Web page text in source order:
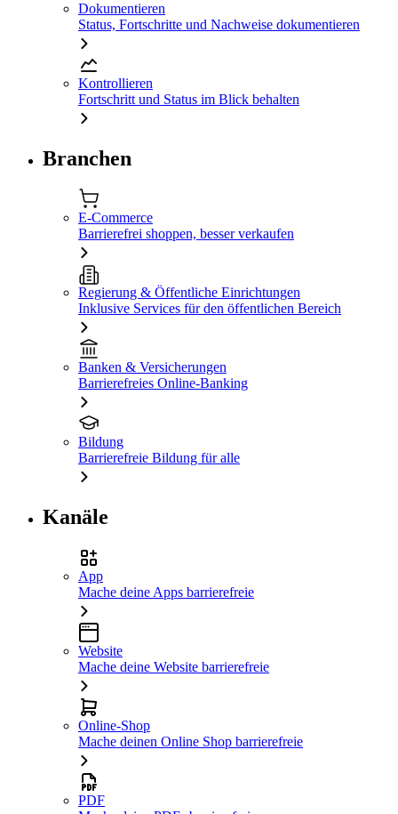
Dokumentieren
Status, Fortschritte und Nachweise dokumentieren
Kontrollieren
Fortschritt und Status im Blick behalten
Branchen
E-Commerce
Barrierefrei shoppen, besser verkaufen
Regierung & Öffentliche Einrichtungen
Inklusive Services für den öffentlichen Bereich
Banken & Versicherungen
Barrierefreies Online-Banking
Bildung
Barrierefreie Bildung für alle
Kanäle
App
Mache deine Apps barrierefreie
Website
Mache deine Website barrierefreie
Online-Shop
Mache deinen Online Shop barrierefreie
PDF